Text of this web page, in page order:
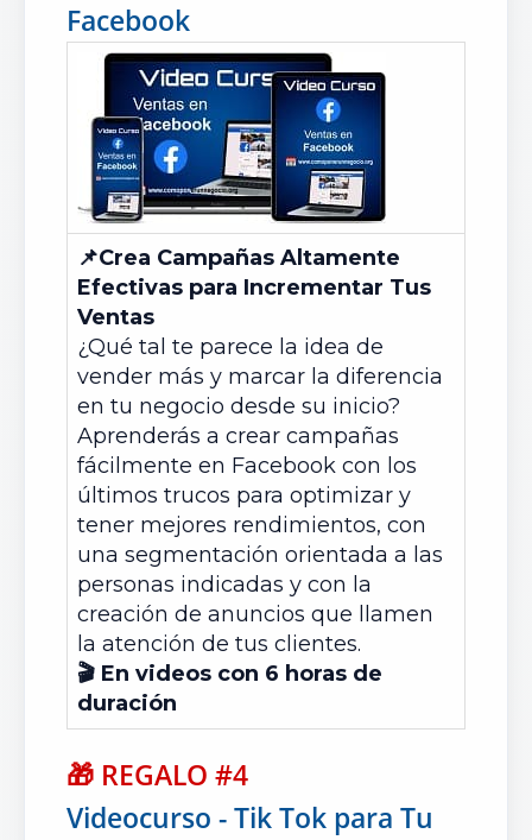
Facebook
📌Crea Campañas Altamente
Efectivas para Incrementar Tus
Ventas
¿Qué tal te parece la idea de
vender más y marcar la diferencia
en tu negocio desde su inicio?
Aprenderás a crear campañas
fácilmente en Facebook con los
últimos trucos para optimizar y
tener mejores rendimientos, con
una segmentación orientada a las
personas indicadas y con la
creación de anuncios que llamen
la atención de tus clientes.
🎬 En videos con 6 horas de
duración
🎁 REGALO #4
Videocurso - Tik Tok para Tu